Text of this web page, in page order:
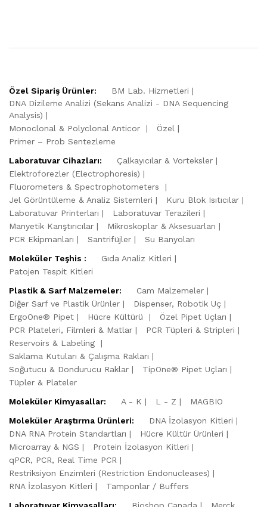
Özel Sipariş Ürünler:
BM Lab. Hizmetleri
DNA Dizileme Analizi (Sekans Analizi - DNA Sequencing
Analysis)
Monoclonal & Polyclonal Anticor
Özel
Primer – Prob Sentezleme
Laboratuvar Cihazları:
Çalkayıcılar & Vorteksler
Elektroforezler (Electrophoresis)
Fluorometers & Spectrophotometers
Jel Görüntüleme & Analiz Sistemleri
Kuru Blok Isıtıcılar
Laboratuvar Printerları
Laboratuvar Terazileri
Manyetik Karıştırıcılar
Mikroskoplar & Aksesuarları
PCR Ekipmanları
Santrifüjler
Su Banyoları
Moleküler Teşhis :
Gıda Analiz Kitleri
Patojen Tespit Kitleri
Plastik & Sarf Malzemeler:
Cam Malzemeler
Diğer Sarf ve Plastik Ürünler
Dispenser, Robotik Uç
ErgoOne® Pipet
Hücre Kültürü
Özel Pipet Uçları
PCR Plateleri, Filmleri & Matlar
PCR Tüpleri & Stripleri
Reservoirs & Labeling
Saklama Kutuları & Çalışma Rakları
Soğutucu & Dondurucu Raklar
TipOne® Pipet Uçları
Tüpler & Plateler
Moleküler Kimyasallar:
A - K L - Z
MAGBIO
Moleküler Araştırma Ürünleri:
DNA İzolasyon Kitleri
DNA RNA Protein Standartları
Hücre Kültür Ürünleri
Microarray & NGS
Protein İzolasyon Kitleri
qPCR, PCR, Real Time PCR
Restriksiyon Enzimleri (Restriction Endonucleases)
RNA İzolasyon Kitleri
Tamponlar / Buffers